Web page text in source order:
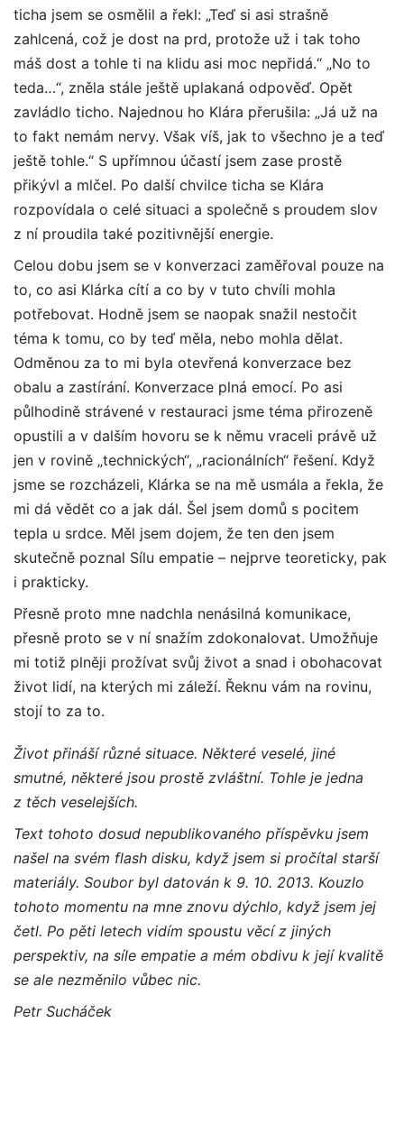
ticha jsem se osmělil a řekl: „Teď si asi strašně
zahlcená, což je dost na prd, protože už i tak toho
máš dost a tohle ti na klidu asi moc nepřidá.“ „No to
teda…“, zněla stále ještě uplakaná odpověď. Opět
zavládlo ticho. Najednou ho Klára přerušila: „Já už na
to fakt nemám nervy. Však víš, jak to všechno je a teď
ještě tohle.“ S upřímnou účastí jsem zase prostě
přikývl a mlčel. Po další chvilce ticha se Klára
rozpovídala o celé situaci a společně s proudem slov
z ní proudila také pozitivnější energie.
Celou dobu jsem se v konverzaci zaměřoval pouze na
to, co asi Klárka cítí a co by v tuto chvíli mohla
potřebovat. Hodně jsem se naopak snažil nestočit
téma k tomu, co by teď měla, nebo mohla dělat.
Odměnou za to mi byla otevřená konverzace bez
obalu a zastírání. Konverzace plná emocí. Po asi
půlhodině strávené v restauraci jsme téma přirozeně
opustili a v dalším hovoru se k němu vraceli právě už
jen v rovině „technických“, „racionálních“ řešení. Když
jsme se rozcházeli, Klárka se na mě usmála a řekla, že
mi dá vědět co a jak dál. Šel jsem domů s pocitem
tepla u srdce. Měl jsem dojem, že ten den jsem
skutečně poznal Sílu empatie – nejprve teoreticky, pak
i prakticky.
Přesně proto mne nadchla nenásilná komunikace,
přesně proto se v ní snažím zdokonalovat. Umožňuje
mi totiž plněji prožívat svůj život a snad i obohacovat
život lidí, na kterých mi záleží. Řeknu vám na rovinu,
stojí to za to.
Život přináší různé situace. Některé veselé, jiné
smutné, některé jsou prostě zvláštní. Tohle je jedna
z těch veselejších.
Text tohoto dosud nepublikovaného příspěvku jsem
našel na svém flash disku, když jsem si pročítal starší
materiály. Soubor byl datován k 9. 10. 2013. Kouzlo
tohoto momentu na mne znovu dýchlo, když jsem jej
četl. Po pěti letech vidím spoustu věcí z jiných
perspektiv, na síle empatie a mém obdivu k její kvalitě
se ale nezměnilo vůbec nic.
Petr Sucháček